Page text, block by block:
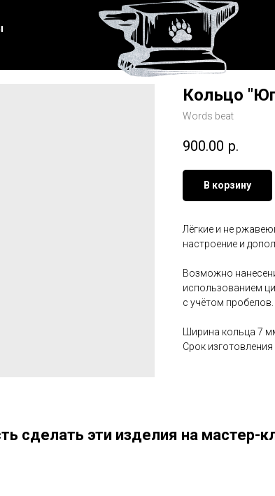
Кольцо
Words beat
900.00 р.
В корзину
Лёгкие и не
настроение и
Возможно
использованием
с учётом
Ширина кольца 7
Срок изготовления
сделать эти изделия на мастер-